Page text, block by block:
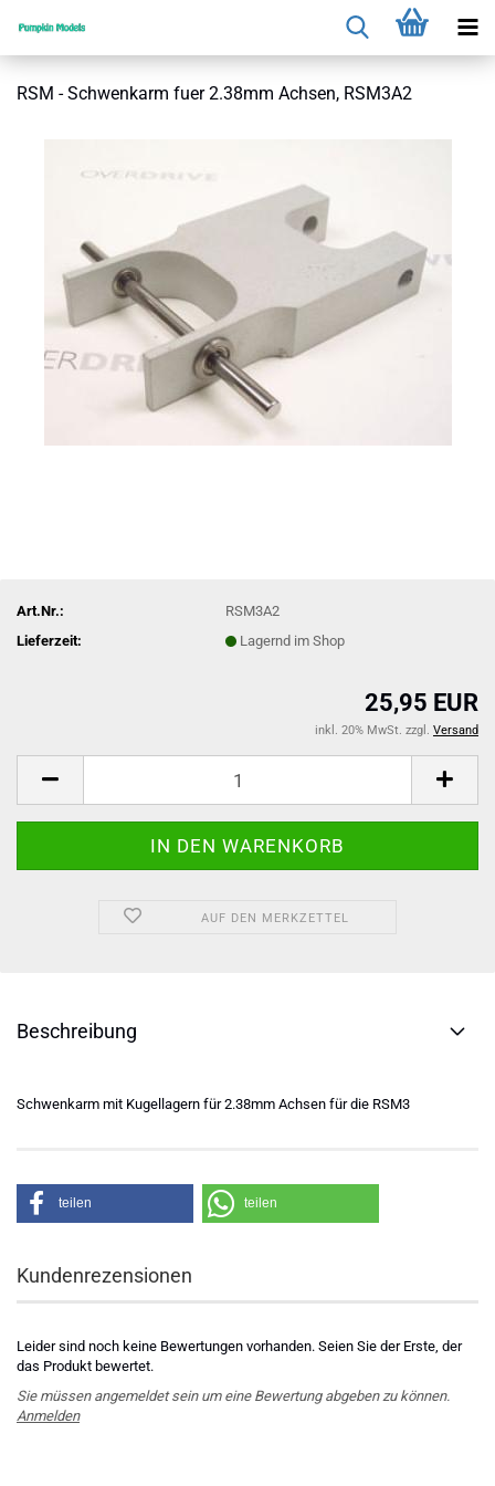
RSM - Schwenkarm fuer 2.38mm Achsen, RSM3A2
Art.Nr.:
RSM3A2
Lieferzeit:
Lagernd im Shop
25,95 EUR
inkl. 20% MwSt. zzgl. Versand
AUF DEN MERKZETTEL
Beschreibung
Schwenkarm mit Kugellagern für 2.38mm Achsen für die RSM3
teilen teilen
Kundenrezensionen
Leider sind noch keine Bewertungen vorhanden. Seien Sie der Erste, der
das Produkt bewertet.
Sie müssen angemeldet sein um eine Bewertung abgeben zu können.
Anmelden